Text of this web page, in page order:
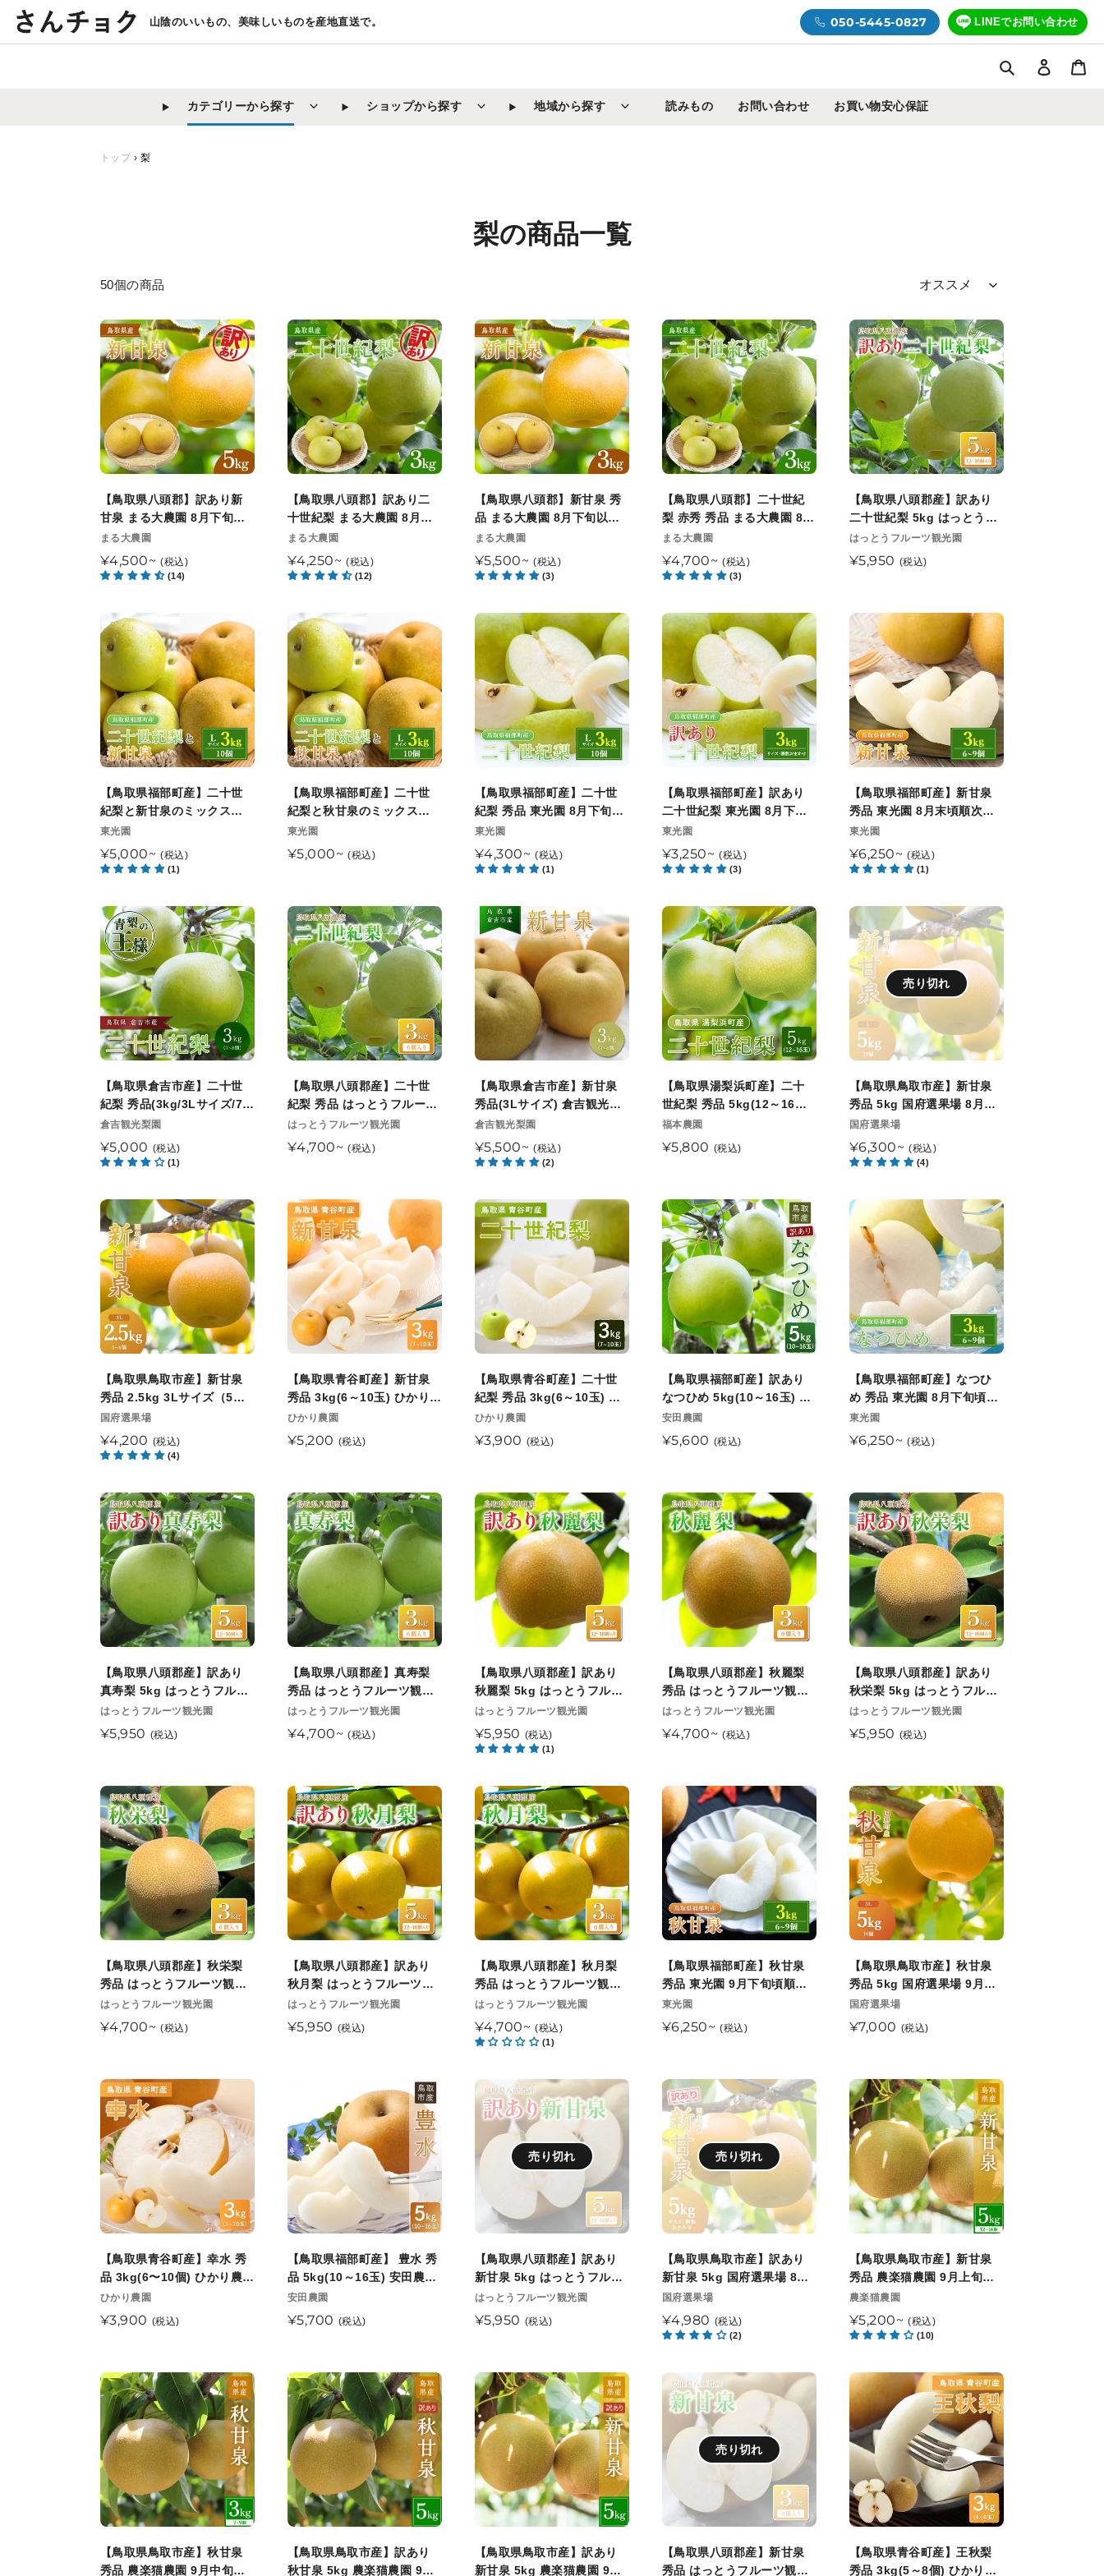
山陰のいいもの、美味しいものを産地直送で。 050-5445-0827 LINEでお問い合わせ
検索 ログイ
カテゴリーから探す ショップから探す 地域から探す 読みもの お問い合わせ お買い物安心保証
トップ › 梨
コ
シ
ョ
ン
:
梨の商品一覧
50個の商品
【鳥
取
県
八
郡】
訳
あ
り
新
甘
泉
ま
大
農
園
8
月
下
旬
以
順
送
【鳥取県八頭郡】訳あり新
甘泉 まる大農園 8月下旬以
降順次発送
販
売
元
まる大農園
通
常
格
¥4,500~ (税込)
(14)
【鳥
取
県
八
頭
郡】
訳
あ
り
二
十
世
紀
ま
る
大
農
園
8
月
下
以
次
送
【鳥取県八頭郡】訳あり二
十世紀梨 まる大農園 8月下
旬以降順次発送
販
売
元
まる大農園
通
常
格
¥4,250~ (税込)
(12)
【鳥
取
県
八
郡】
新
甘
泉
秀
品
ま
る
農
園
月
下
以
降
次
【鳥取県八頭郡】新甘泉 秀
品 まる大農園 8月下旬以降
順次発送
販
売
元
まる大農園
通
常
格
¥5,500~ (税込)
(3)
【鳥
取
県
八
頭
郡】
二
十
世
紀
梨
赤
秀
品
ま
大
農
園
8
月
旬
順
発
送
【鳥取県八頭郡】二十世紀
梨 赤秀 秀品 まる大農園 8月
下旬以降順次発送
販
売
元
まる大農園
通
常
格
¥4,700~ (税込)
(3)
【鳥
取
県
八
頭
郡
産】
訳
あ
り
二
十
梨
5kg
は
っ
と
う
フ
ル
ツ
園
月
中
旬
頃
順
次
送
始
予
定
【鳥取県八頭郡産】訳あり
二十世紀梨 5kg はっとうフ
ルーツ観光園 9月中旬頃順次
発送開始予定
販
売
元
はっとうフルーツ観光園
通
格
¥5,950 (税込)
【鳥
取
福
部
町
産】
二
十
世
紀
梨
と
甘
泉
の
ミ
ッ
ク
ス
セ
ト
東
園
8
月
末
以
降
順
次
送
開
始
予
定
【鳥取県福部町産】二十世
紀梨と新甘泉のミックスセ
ット 秀品 東光園 8月末以降
順次発送開始予定
販
売
元
東光園
通
常
格
¥5,000~ (税込)
(1)
【鳥
取
福
部
町
産】
二
十
世
紀
梨
甘
泉
の
ミ
ッ
ク
ス
セ
ト
東
園
9
月
下
旬
頃
順
次
送
開
始
予
【鳥取県福部町産】二十世
紀梨と秋甘泉のミックスセ
ット 秀品 東光園 9月下旬頃
順次発送開始予定
販
売
元
東光園
通
格
¥5,000~ (税込)
【鳥
取
福
部
町
産】
十
世
紀
梨
秀
東
光
園
8
月
下
以
順
送
始
予
定
【鳥取県福部町産】二十世
紀梨 秀品 東光園 8月下旬以
降順次発送開始予定
販
売
元
東光園
通
常
格
¥4,300~ (税込)
(1)
【鳥
取
福
部
町
産】
あ
り
二
十
世
梨
東
光
園
8
月
下
旬
降
発
開
始
予
定
【鳥取県福部町産】訳あり
二十世紀梨 東光園 8月下旬
以降順次発送開始予定
販
売
元
東光園
通
常
格
¥3,250~ (税込)
(3)
【鳥
取
県
福
部
町
産】
新
甘
泉
秀
品
東
園
月
末
頃
順
次
発
開
定
【鳥取県福部町産】新甘泉
秀品 東光園 8月末頃順次発
送開始予定
販
売
元
東光園
通
常
格
¥6,250~ (税込)
(1)
【鳥
取
県
倉
吉
市
産】
二
十
世
紀
梨
秀
(3kg/3L
サ
イ
ズ/7〜
8
個)
倉
吉
光
9
中
旬
以
降
順
次
発
送
始
予
定
【鳥取県倉吉市産】二十世
紀梨 秀品(3kg/3Lサイズ/7〜
8個) 倉吉観光梨園 9月中旬
以降順次発送開始予定
販
売
元
倉吉観光梨園
通
常
格
¥5,000 (税込)
(1)
【鳥
取
県
八
頭
郡
産】
二
十
世
紀
梨
は
っ
と
う
フ
ル
ー
ツ
光
月
旬
頃
順
次
発
送
開
始
定
【鳥取県八頭郡産】二十世
紀梨 秀品 はっとうフルーツ
観光園 9月中旬頃順次発送開
始予定
販
売
元
はっとうフルーツ観光園
通
格
¥4,700~ (税込)
【鳥
取
県
倉
吉
市
新
甘
泉
秀
品
(3L
イ
ズ)
吉
梨
園
月
以
順
次
発
送
【鳥取県倉吉市産】新甘泉
秀品(3Lサイズ) 倉吉観光梨
園 9月上旬以降順次発送
販
売
元
倉吉観光梨園
通
常
格
¥5,500~ (税込)
(2)
【鳥
取
県
湯
梨
浜
町
産】
二
十
世
紀
品
5kg(12
～
16
玉)
福
本
農
8
月
旬
降
順
次
発
送
【鳥取県湯梨浜町産】二十
世紀梨 秀品 5kg(12～16玉)
福本農園 8月下旬以降順次発
送
販
売
元
福本農園
通
格
¥5,800 (税込)
【鳥
取
県
鳥
取
市
産】
新
甘
泉
秀
品
5kg
府
選
月
下
旬
降
発
開
始
予
定
売り切れ
【鳥取県鳥取市産】新甘泉
秀品 5kg 国府選果場 8月下
旬以降順次発送開始予定
販
売
元
国府選果場
通
常
格
¥6,300~ (税込)
(4)
【鳥
取
県
鳥
取
市
産】
新
甘
泉
秀
品
2.5kg
サ
イ
ズ
（5
～
6
個）
国
選
8
下
旬
以
降
順
発
送
始
予
定
【鳥取県鳥取市産】新甘泉
秀品 2.5kg 3Lサイズ（5～6
個） 国府選果場 8月下旬以
降順次発送開始予定
販
売
元
国府選果場
通
常
格
¥4,200 (税込)
(4)
【鳥
取
県
青
町
産】
新
甘
泉
秀
品
10
玉)
ひ
か
り
農
園
8
下
順
発
送
開
始
予
【鳥取県青谷町産】新甘泉
秀品 3kg(6～10玉) ひかり農
園 8月下旬頃順次発送開始予
定
販
売
元
ひかり農園
通
格
¥5,200 (税込)
【鳥
取
県
青
町
産】
二
十
世
紀
梨
3kg(6
～
10
玉)
ひ
か
9
旬
順
次
発
送
開
始
予
【鳥取県青谷町産】二十世
紀梨 秀品 3kg(6～10玉) ひ
かり農園 9月上旬頃順次発送
開始予定
販
売
元
ひかり農園
通
格
¥3,900 (税込)
【鳥
取
県
福
部
町
産】
訳
あ
り
な
つ
5kg(10
～
16
玉)
安
田
月
頃
次
発
送
開
始
予
定
【鳥取県福部町産】訳あり
なつひめ 5kg(10～16玉) 安
田農園 8月下旬頃順次発送開
始予定
販
売
元
安田農園
通
格
¥5,600 (税込)
【鳥
取
町
産】
な
つ
ひ
め
秀
光
園
8
月
下
頃
順
発
始
定
【鳥取県福部町産】なつひ
め 秀品 東光園 8月下旬頃順
次発送開始予定
販
売
元
東光園
通
格
¥6,250~ (税込)
【鳥
取
県
八
頭
郡
産】
訳
あ
り
真
寿
は
っ
と
う
フ
ー
ツ
光
月
頃
順
次
発
送
開
始
予
【鳥取県八頭郡産】訳あり
真寿梨 5kg はっとうフルー
ツ観光園 8月末頃順次発送開
始予定
販
売
元
はっとうフルーツ観光園
通
格
¥5,950 (税込)
【鳥
取
県
八
頭
郡
産】
真
寿
梨
秀
品
と
う
フ
ル
ー
観
光
8
頃
開
始
予
【鳥取県八頭郡産】真寿梨
秀品 はっとうフルーツ観光
園 8月末頃順次発送開始予定
販
売
元
はっとうフルーツ観光園
通
格
¥4,700~ (税込)
【鳥
取
県
八
郡
産】
あ
り
秋
麗
梨
は
っ
と
う
フ
ル
ー
ツ
光
月
頃
順
次
送
始
【鳥取県八頭郡産】訳あり
秋麗梨 5kg はっとうフルー
ツ観光園 8月末頃順次発送開
始予定
販
売
元
はっとうフルーツ観光園
通
常
格
¥5,950 (税込)
(1)
【鳥
取
県
八
頭
郡
産】
麗
梨
秀
品
と
う
フ
ル
ー
ツ
観
光
8
頃
次
発
送
開
始
予
定
【鳥取県八頭郡産】秋麗梨
秀品 はっとうフルーツ観光
園 8月末頃順次発送開始予定
販
売
元
はっとうフルーツ観光園
通
格
¥4,700~ (税込)
【鳥
取
県
八
頭
郡
産】
訳
あ
り
秋
栄
は
っ
と
う
フ
ル
ー
ツ
光
月
旬
以
降
順
次
発
送
開
予
定
【鳥取県八頭郡産】訳あり
秋栄梨 5kg はっとうフルー
ツ観光園 9月中旬以降順次発
送開始予定
販
売
元
はっとうフルーツ観光園
通
格
¥5,950 (税込)
【鳥
取
県
八
頭
郡
産】
秋
栄
梨
秀
品
と
う
ル
ー
観
光
9
旬
降
順
次
発
送
開
始
予
【鳥取県八頭郡産】秋栄梨
秀品 はっとうフルーツ観光
園 9月中旬以降順次発送開始
予定
販
売
元
はっとうフルーツ観光園
通
格
¥4,700~ (税込)
【鳥
取
県
八
頭
郡
産】
訳
あ
り
秋
月
う
フ
ル
ー
ツ
観
園
上
頃
順
次
発
送
開
始
予
【鳥取県八頭郡産】訳あり
秋月梨 はっとうフルーツ観
光園 10月上旬頃順次発送開
始予定
販
売
元
はっとうフルーツ観光園
通
¥5,950 (税込)
【鳥
取
県
八
頭
郡
産】
秋
月
梨
秀
品
は
と
う
フ
ル
ー
ツ
観
10
旬
順
次
発
送
開
始
予
定
【鳥取県八頭郡産】秋月梨
秀品 はっとうフルーツ観光
園 10月上旬頃順次発送開始
予定
販
売
元
はっとうフルーツ観光園
通
常
格
¥4,700~ (税込)
(1)
【鳥
取
県
福
部
町
産】
秋
甘
泉
秀
品
園
9
月
下
旬
頃
順
次
送
予
【鳥取県福部町産】秋甘泉
秀品 東光園 9月下旬頃順次
発送開始予定
販
売
元
東光園
通
格
¥6,250~ (税込)
【鳥
取
県
鳥
取
市
産】
秋
甘
泉
秀
品
府
選
果
場
9
月
上
降
発
開
始
予
定
【鳥取県鳥取市産】秋甘泉
秀品 5kg 国府選果場 9月上
旬以降順次発送開始予定
販
売
元
国府選果場
通
格
¥7,000 (税込)
【鳥
取
県
青
谷
産】
幸
水
秀
品
3kg(6〜
ひ
か
り
農
園
8
月
中
頃
【鳥取県青谷町産】幸水 秀
品 3kg(6〜10個) ひかり農園
8月中旬頃順次発送開始予定
販
売
元
ひかり農園
通
格
¥3,900 (税込)
県
福
町
産】
豊
水
秀
品
5kg(10
玉)
安
田
農
園
9
月
上
頃
【鳥取県福部町産】 豊水 秀
品 5kg(10～16玉) 安田農園
9月上旬頃順次発送開始予定
販
売
元
安田農園
通
格
¥5,700 (税込)
【鳥
取
八
産】
訳
あ
り
新
甘
は
っ
と
う
フ
ル
ー
光
売り切れ
【鳥取県八頭郡産】訳あり
新甘泉 5kg はっとうフルー
ツ観光園 9月中旬頃順次発送
開始予定
販
売
元
はっとうフルーツ観光園
通
格
¥5,950 (税込)
【鳥
取
県
鳥
取
市
産】
訳
あ
り
新
甘
泉
国
府
選
果
場
8
月
以
売り切れ
【鳥取県鳥取市産】訳あり
新甘泉 5kg 国府選果場 8月
下旬以降順次発送開始予定
販
売
元
国府選果場
通
常
格
¥4,980 (税込)
(2)
【鳥
取
県
鳥
市
産】
新
甘
泉
秀
品
農
猫
農
園
9
月
上
旬
頃
送
【鳥取県鳥取市産】新甘泉
秀品 農楽猫農園 9月上旬頃
発送開始予定
販
売
元
農楽猫農園
通
常
格
¥5,200~ (税込)
(10)
【鳥
取
県
鳥
取
市
産】
秋
甘
泉
【鳥取県鳥取市産】秋甘泉
秀品 農楽猫農園 9月中旬頃
【鳥
取
県
鳥
取
市
産】
訳
あ
り
【鳥取県鳥取市産】訳あり
秋甘泉 5kg 農楽猫農園 9月
【鳥
取
県
鳥
市
産】
訳
あ
り
【鳥取県鳥取市産】訳あり
新甘泉 5kg 農楽猫農園 9月
【鳥
取
八
郡
産】
新
甘
泉
売り切れ
【鳥取県八頭郡産】新甘泉
秀品 はっとうフルーツ観光
【鳥
取
県
青
町
産】
王
秋
梨
【鳥取県青谷町産】王秋梨
秀品 3kg(5～8個) ひかり農